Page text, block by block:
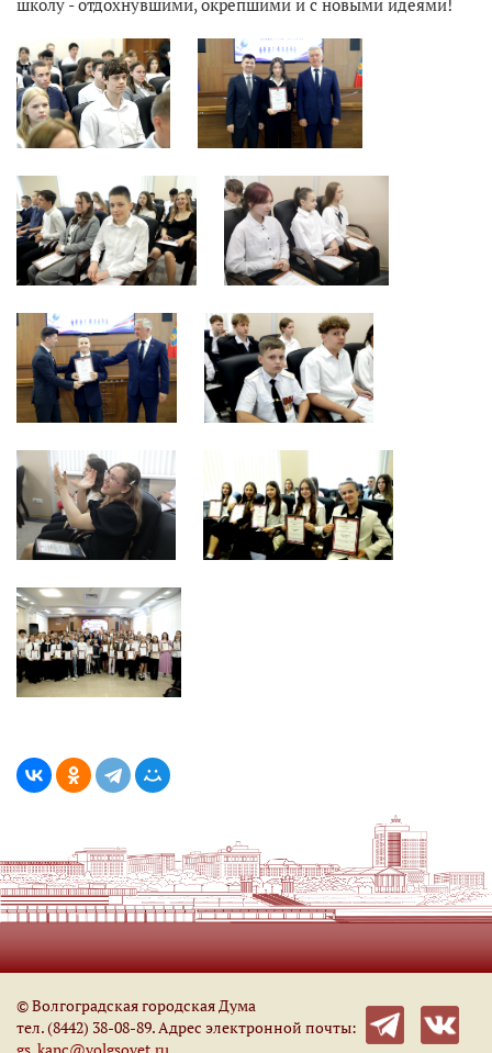
школу - отдохнувшими, окрепшими и с новыми идеями!
© Волгоградская городская Дума
тел. (8442) 38-08-89. Адрес электронной почты: